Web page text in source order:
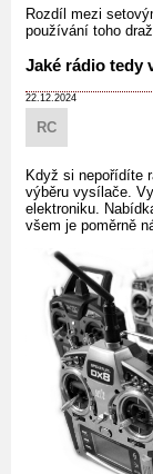
Rozdíl mezi
používání toho
Jaké rádio tedy
22.12.2024
RC
Když si nepořídíte
výběru vysílače.
elektroniku.
všem je poměrně